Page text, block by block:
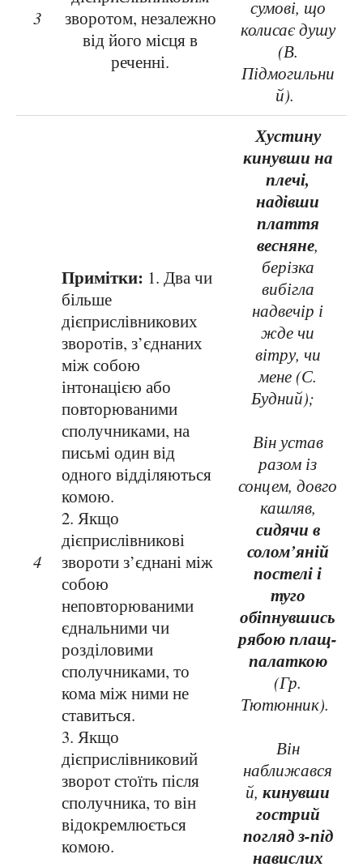
3
зворотом, незалежно
від його місця в
реченні.
сумові, що
колисає душу
(В.
Підмогильни
й).
4
Примітки: 1. Два чи
більше
дієприслівникових
зворотів, з’єднаних
між собою
інтонацією або
повторюваними
сполучниками, на
письмі один від
одного відділяються
комою.
2. Якщо
дієприслівникові
звороти з’єднані між
собою
неповторюваними
єднальними чи
розділовими
сполучниками, то
кома між ними не
ставиться.
3. Якщо
дієприслівниковий
зворот стоїть після
сполучника, то він
відокремлюється
комою.
Хустину
кинувши на
плечі,
надівши
плаття
весняне,
берізка
вибігла
надвечір і
жде чи
вітру, чи
мене (С.
Будний);
Він устав
разом із
сонцем, довго
кашляв,
сидячи в
солом’яній
постелі і
туго
обіпнувшись
рябою плащ-
палаткою
(Гр.
Тютюнник).
Він
наближався
й, кинувши
гострий
погляд з-під
навислих